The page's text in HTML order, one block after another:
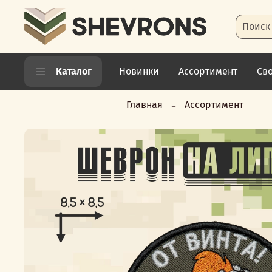
Каталог Новинки Ассортимент
Shevrons.com
Качественные
шевроны
нашивки
Главная Ассортимент